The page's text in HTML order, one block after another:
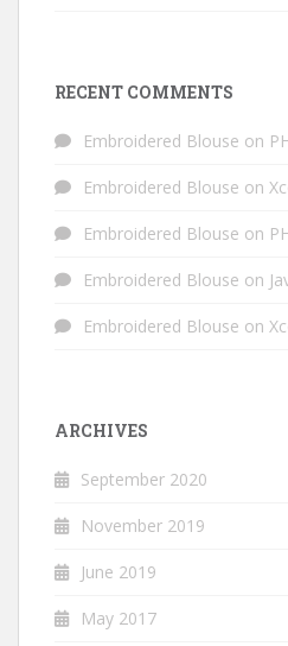
RECENT COMMENTS
Embroidered Blouse on
Embroidered Blouse on
Embroidered Blouse on
Embroidered Blouse on
Embroidered Blouse on
ARCHIVES
September 2020
November 2019
June 2019
May 2017